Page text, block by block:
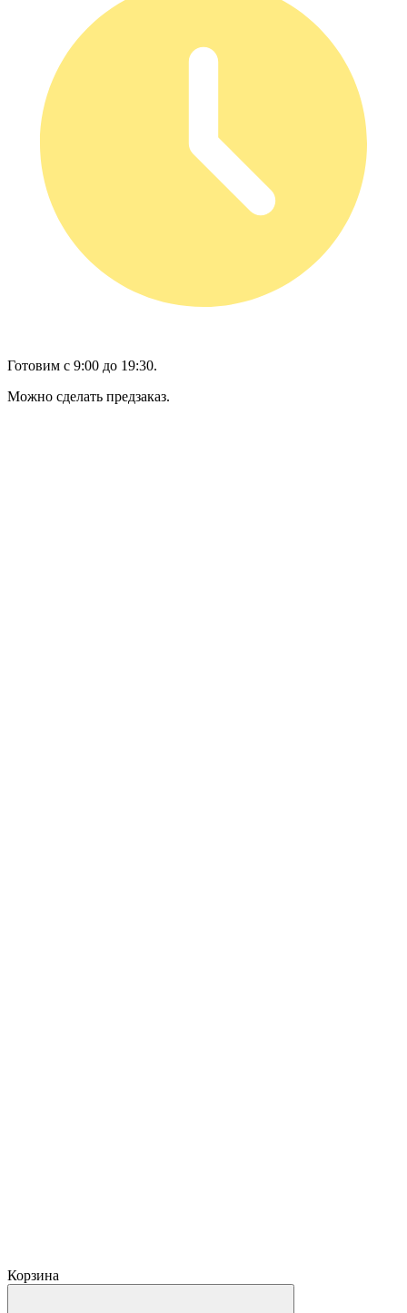
Готовим с 9:00 до 19:30.
Можно сделать предзаказ.
Корзина